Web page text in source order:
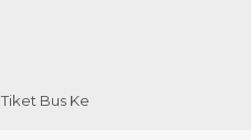
Tiket Bus Ke